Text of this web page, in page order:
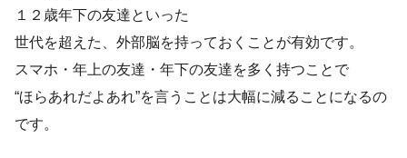
１２歳年下の友達といった
世代を超えた、外部脳を持っておくことが有効です。
スマホ・年上の友達・年下の友達を多く持つことで
“ほらあれだよあれ”を言うことは大幅に減ることになるの
です。